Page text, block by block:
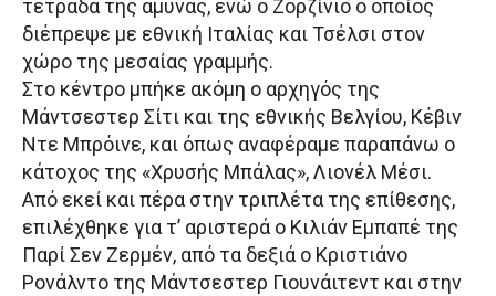
τετράδα της άμυνας, ενώ ο Ζορζίνιο ο οποίος
διέπρεψε με εθνική Ιταλίας και Τσέλσι στον
χώρο της μεσαίας γραμμής.
Στο κέντρο μπήκε ακόμη ο αρχηγός της
Μάντσεστερ Σίτι και της εθνικής Βελγίου, Κέβιν
Ντε Μπρόινε, και όπως αναφέραμε παραπάνω ο
κάτοχος της «Χρυσής Μπάλας», Λιονέλ Μέσι.
Από εκεί και πέρα στην τριπλέτα της επίθεσης,
επιλέχθηκε για τ’ αριστερά ο Κιλιάν Εμπαπέ της
Παρί Σεν Ζερμέν, από τα δεξιά ο Κριστιάνο
Ρονάλντο της Μάντσεστερ Γιουνάιτεντ και στην